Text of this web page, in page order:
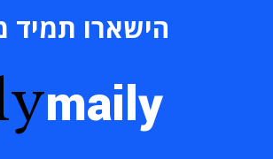
הישארו תמיד
maily